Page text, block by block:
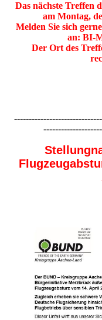
Das nächste Treffen
am Montag,
Melden Sie sich
an: BI-
Der Ort des